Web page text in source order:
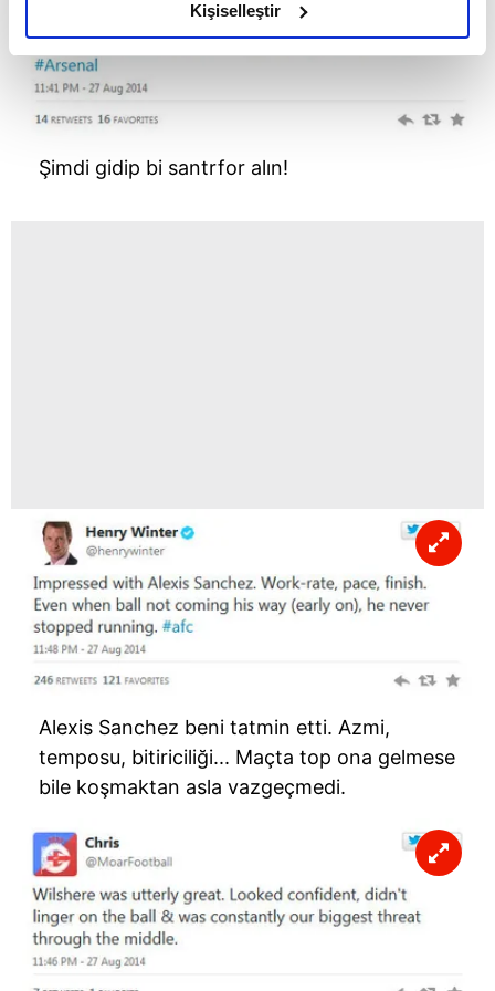
olduğunu ve sizlere en iyi içerikleri sunabilmek adına
elimizden gelen çabayı gösterdiğimizi ve bu noktada,
reklamların maliyetlerimizi karşılamak noktasında tek gelir
kalemimiz olduğunu sizlere hatırlatmak isteriz.
takdirde, kullanıcılara hedefli reklamlar
vasıtasıyla belirleyebilirsiniz. Çerezlere ilişkin detaylı bilgi
için Ayarlar butonuna tıklayabilir,
Çerez Bilgilendirme
Metnimiziziyaret edebilirsiniz.
6698 sayılı Kişisel Verilerin Korunması Kanunu uyarınca
hazırlanmış Aydınlatma Metnimizi okumak ve sitemizde
almak için lütfentıklayınız .
Kişiselleştir
Şimdi gidip bi santrfor alın!
Alexis Sanchez beni tatmin etti. Azmi,
temposu, bitiriciliği... Maçta top ona gelmese
bile koşmaktan asla vazgeçmedi.